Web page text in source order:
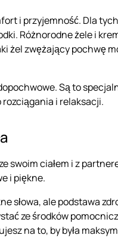
i przyjemność. Dla
Różnorodneżele i
żel zwężający pochwę
Są to
i relaksacji.
swoim ciałem i z
i piękne.
słowa, ale podstawa
ze środków
na to, by była